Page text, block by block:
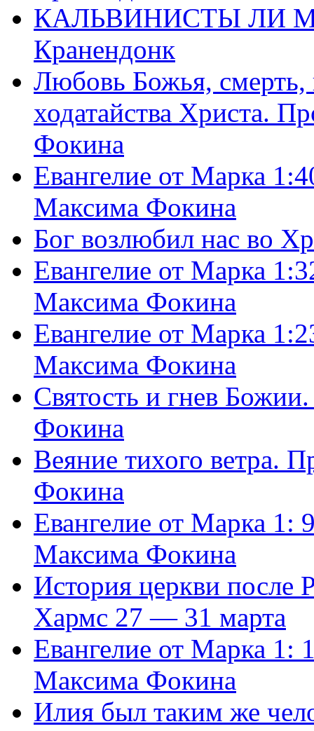
КАЛЬВИНИСТЫ ЛИ
Кранендонк
Любовь Божья, смерть,
ходатайства Христа.
Фокина
Евангелие от Марка
Максима Фокина
Бог возлюбил нас во
Евангелие от Марка
Максима Фокина
Евангелие от Марка
Максима Фокина
Святость и гнев
Фокина
Веяние тихого ветра.
Фокина
Евангелие от Марка 1:
Максима Фокина
История церкви
Хармс 27 — 31 марта
Евангелие от Марка 1:
Максима Фокина
Илия был таким же